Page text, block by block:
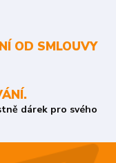
OD SMLOUVY
dárek pro svého